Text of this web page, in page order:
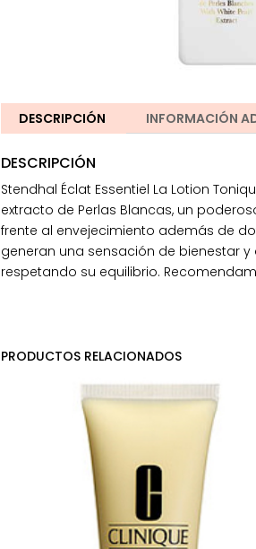
DESCRIPCIÓN INFORMACIÓN
DESCRIPCIÓN
Stendhal Éclat Essentiel La Lotion
extracto de Perlas Blancas, un
frente al envejecimiento además de
generan una sensación de bienestar
respetando su equilibrio.
PRODUCTOS RELACIONADOS